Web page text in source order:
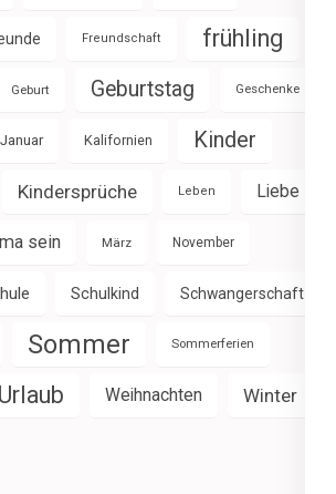
Freundschaft frühling
Geburt Geburtstag Geschenke
Januar Kalifornien Kinder
Kindersprüche Leben Liebe
sein März November
Schulkind Schwangerschaft
Sommer Sommerferien
Urlaub Weihnachten Winter